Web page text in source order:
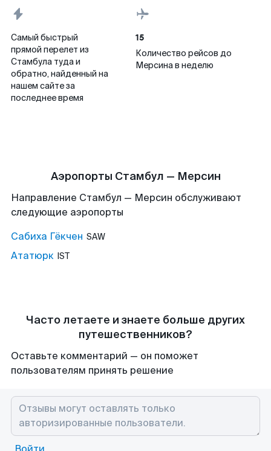
Самый быстрый
прямой перелет из
Стамбула туда и
обратно, найденный на
нашем сайте за
последнее время
15
Количество рейсов до
Мерсина в неделю
Аэропорты Стамбул — Мерсин
Направление Стамбул — Мерсин обслуживают
следующие аэропорты
Сабиха Гёкчен SAW
Ататюрк IST
Часто летаете и знаете больше других
путешественников?
Оставьте комментарий — он поможет
пользователям принять решение